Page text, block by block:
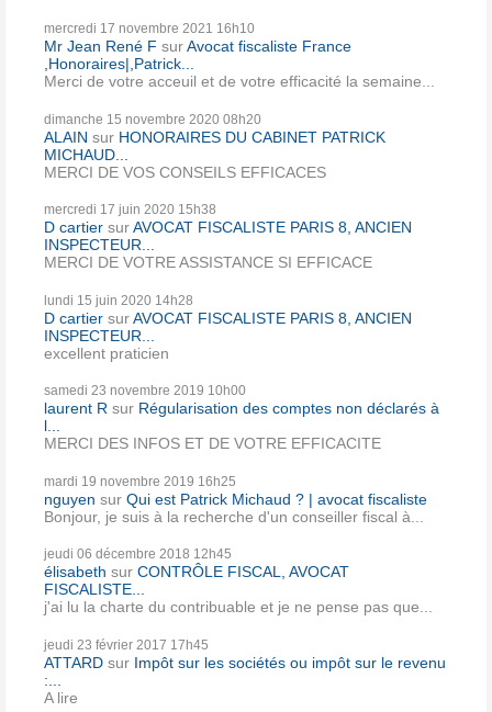
mercredi 17 novembre 2021 16h10
Mr Jean René F surAvocat fiscaliste France
,Honoraires|,Patrick...
Merci de votre acceuil et de votre efficacité la semaine...
dimanche 15 novembre 2020 08h20
ALAIN sur HONORAIRES DU CABINET PATRICK
MICHAUD...
MERCI DE VOS CONSEILS EFFICACES
mercredi 17 juin 2020 15h38
D cartier surAVOCAT FISCALISTE PARIS 8, ANCIEN
INSPECTEUR...
MERCI DE VOTRE ASSISTANCE SI EFFICACE
lundi 15 juin 2020 14h28
D cartier surAVOCAT FISCALISTE PARIS 8, ANCIEN
INSPECTEUR...
excellent praticien
samedi 23 novembre 2019 10h00
laurent R sur Régularisation des comptes non déclarés à
l...
MERCI DES INFOS ET DE VOTRE EFFICACITE
mardi 19 novembre 2019 16h25
nguyen sur Qui est Patrick Michaud ? | avocat fiscaliste
Bonjour, je suis à la recherche d'un conseiller fiscal à...
jeudi 06 décembre 2018 12h45
élisabeth sur CONTRÔLE FISCAL, AVOCAT
FISCALISTE...
j'ai lu la charte du contribuable et je ne pense pas que...
jeudi 23 février 2017 17h45
ATTARD sur Impôt sur les sociétés ou impôt sur le revenu
:...
A lire